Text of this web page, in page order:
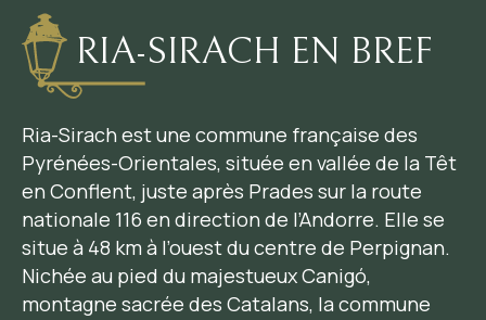
RIA-SIRACH EN BREF
Ria-Sirach est une commune française des
Pyrénées-Orientales, située en vallée de la Têt
en Conflent, juste après Prades sur la route
nationale 116 en direction de l’Andorre. Elle se
situe à 48 km à l’ouest du centre de Perpignan.
Nichée au pied du majestueux Canigó,
montagne sacrée des Catalans, la commune